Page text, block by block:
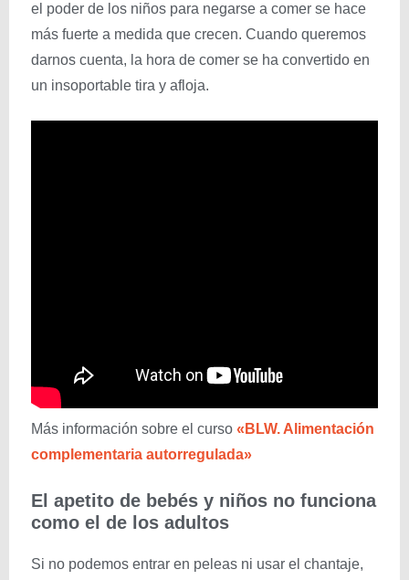
el poder de los niños para negarse a comer se hace
más fuerte a medida que crecen. Cuando queremos
darnos cuenta, la hora de comer se ha convertido en
un insoportable tira y afloja.
Más información sobre el curso «BLW. Alimentación
complementaria autorregulada»
El apetito de bebés y niños no funciona
como el de los adultos
Si no podemos entrar en peleas ni usar el chantaje,